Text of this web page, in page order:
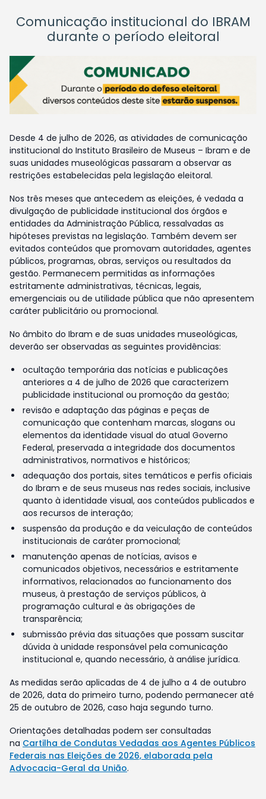
Comunicação institucional do IBRAM
durante o período eleitoral
Desde 4 de julho de 2026, as atividades de comunicação
institucional do Instituto Brasileiro de Museus – Ibram e de
suas unidades museológicas passaram a observar as
restrições estabelecidas pela legislação eleitoral.
Nos três meses que antecedem as eleições, é vedada a
divulgação de publicidade institucional dos órgãos e
entidades da Administração Pública, ressalvadas as
hipóteses previstas na legislação. Também devem ser
evitados conteúdos que promovam autoridades, agentes
públicos, programas, obras, serviços ou resultados da
gestão. Permanecem permitidas as informações
estritamente administrativas, técnicas, legais,
emergenciais ou de utilidade pública que não apresentem
caráter publicitário ou promocional.
No âmbito do Ibram e de suas unidades museológicas,
deverão ser observadas as seguintes providências:
ocultação temporária das notícias e publicações
anteriores a 4 de julho de 2026 que caracterizem
publicidade institucional ou promoção da gestão;
revisão e adaptação das páginas e peças de
comunicação que contenham marcas, slogans ou
elementos da identidade visual do atual Governo
Federal, preservada a integridade dos documentos
administrativos, normativos e históricos;
adequação dos portais, sites temáticos e perfis oficiais
do Ibram e de seus museus nas redes sociais, inclusive
quanto à identidade visual, aos conteúdos publicados e
aos recursos de interação;
suspensão da produção e da veiculação de conteúdos
institucionais de caráter promocional;
manutenção apenas de notícias, avisos e
comunicados objetivos, necessários e estritamente
informativos, relacionados ao funcionamento dos
museus, à prestação de serviços públicos, à
programação cultural e às obrigações de
transparência;
submissão prévia das situações que possam suscitar
dúvida à unidade responsável pela comunicação
institucional e, quando necessário, à análise jurídica.
As medidas serão aplicadas de 4 de julho a 4 de outubro
de 2026, data do primeiro turno, podendo permanecer até
25 de outubro de 2026, caso haja segundo turno.
Orientações detalhadas podem ser consultadas
na Cartilha de Condutas Vedadas aos Agentes Públicos
Federais nas Eleições de 2026, elaborada pela
Advocacia-Geral da União.